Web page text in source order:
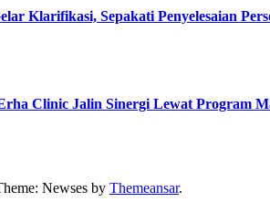
Klarifikasi, Sepakati Penyelesaian
Clinic Jalin Sinergi Lewat Program
Newses by Themeansar.